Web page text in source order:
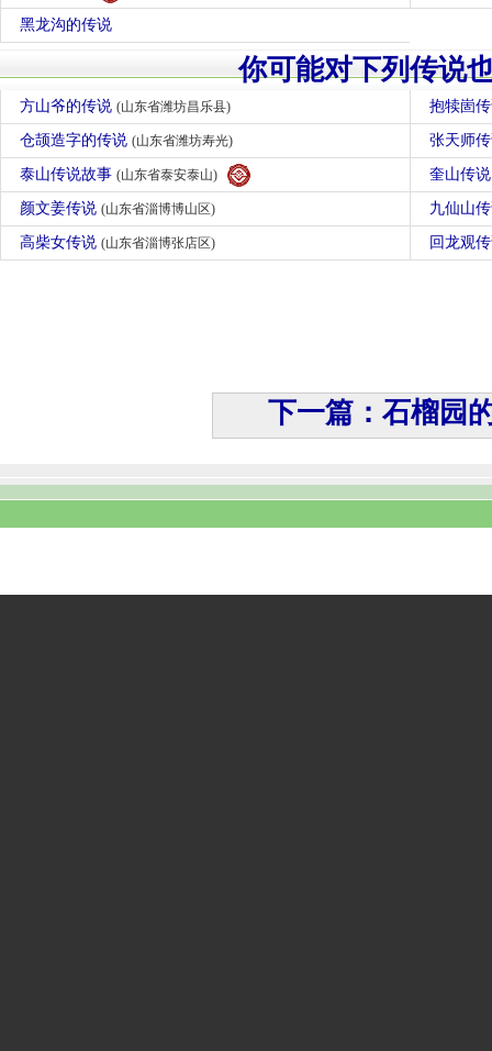
黑龙沟的传说
你可能对下列传说
方山爷的传说 (山东省潍坊昌乐县) 抱犊崮
仓颉造字的传说 (山东省潍坊寿光) 张天师
泰山传说故事 (山东省泰安泰山) 奎山传
颜文姜传说 (山东省淄博博山区) 九仙山
高柴女传说 (山东省淄博张店区) 回龙观
下一篇：石榴园